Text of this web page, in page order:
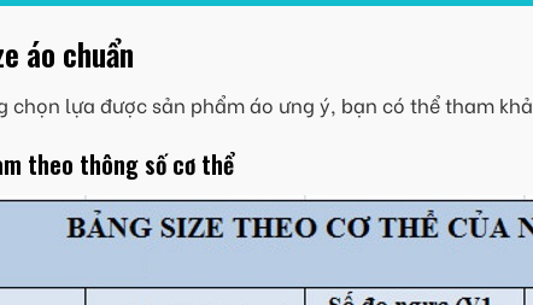
áo chuẩn
chọn lựa được sản phẩm áo ưng ý, bạn có thể tham
theo thông số cơ thể